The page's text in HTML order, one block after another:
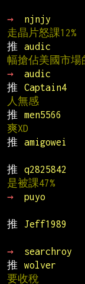
→
njnjy
走晶片怒課12%
推
audic
幅搶佔美國市場
→
audic
推
Captain4
人無感
推
men5566
爽XD
推
amigowei
推
q2825842
是被課47%
→
puyo
推
Jeff1989
→
searchroy
推
wolver
要收稅